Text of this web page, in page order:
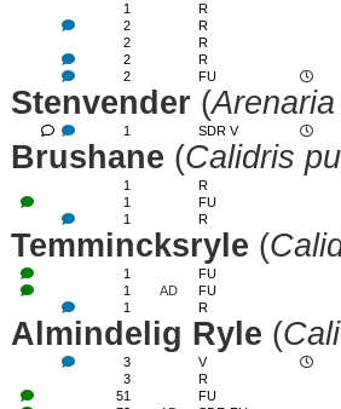
1
R
2
R
2
R
2
R
2
FU
Stenvender (
1 SDR V
Brushane (Calidris
1 R
1
FU
1
R
Temmincksryle (
1 FU
1
AD FU
1
R
Almindelig Ryle (
3 V
3
R
51
FU